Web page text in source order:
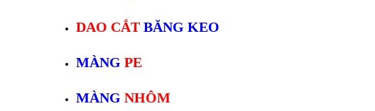
DAO CẮT BĂNG KEO
MÀNG PE
MÀNG NHÔM